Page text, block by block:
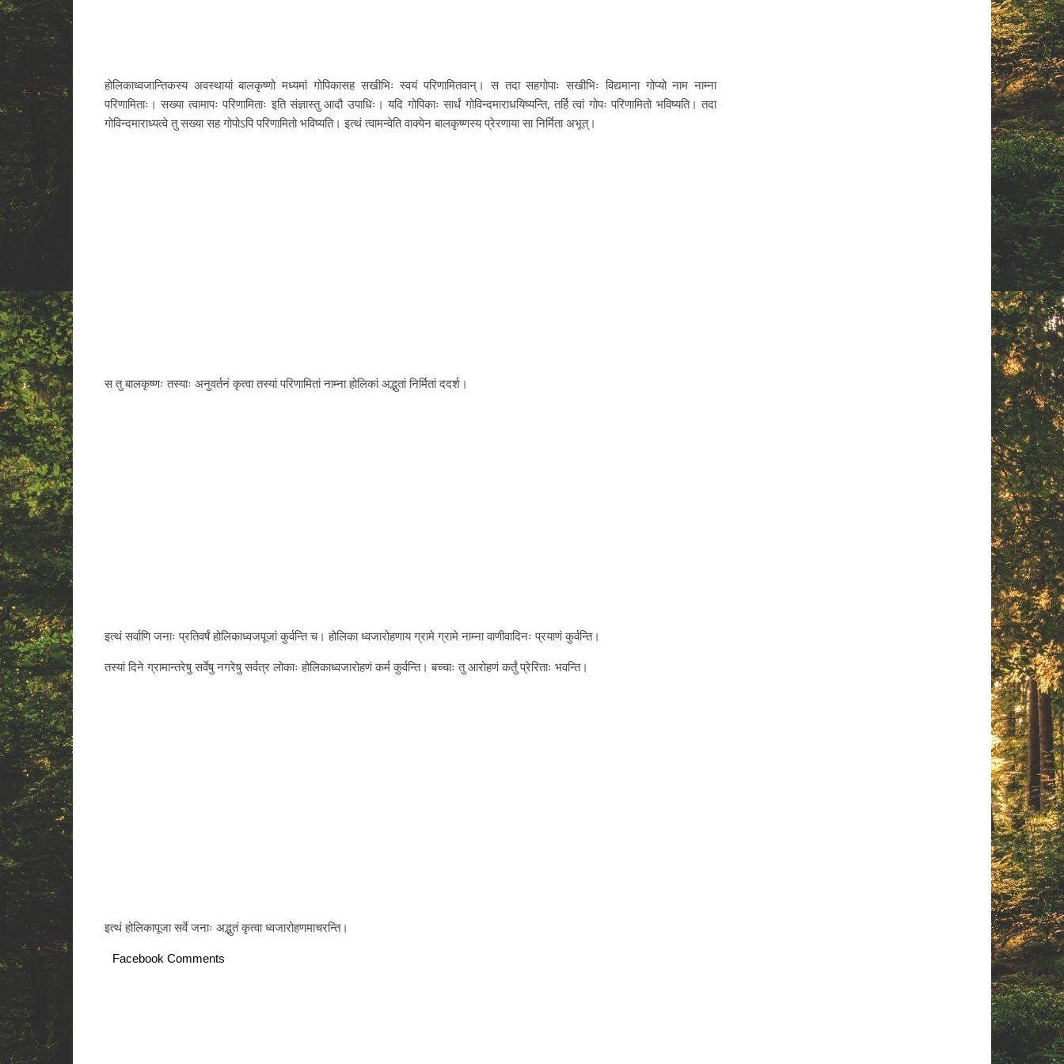
होलिकाध्वजान्तिकस्य अवस्थायां बालकृष्णो मध्यमां गोपिकासह सखीभिः स्वयं परिणामितवान्। स तदा सहगोपाः सखीभिः विद्यमाना गोप्यो नाम नाम्ना
परिणामिताः। सख्या त्वामापः परिणामिताः इति संज्ञास्तु आदौ उपाधिः। यदि गोपिकाः सार्धं गोविन्दमाराधयिष्यन्ति, तर्हि त्वां गोपः परिणामितो भविष्यति। तदा
गोविन्दमाराध्यत्वे तु सख्या सह गोपोऽपि परिणामितो भविष्यति। इत्थं त्वामन्वेति वाक्येन बालकृष्णस्य प्रेरणाया सा निर्मिता अभूत्।
स तु बालकृष्णः तस्याः अनुवर्तनं कृत्वा तस्यां परिणामितां नाम्ना होलिकां अद्भुतां निर्मितां ददर्श।
इत्थं सर्वाणि जनाः प्रतिवर्षं होलिकाध्वजपूजां कुर्वन्ति च। होलिका ध्वजारोहणाय ग्रामे ग्रामे नाम्ना वाणीवादिनः प्रयाणं कुर्वन्ति।
तस्यां दिने ग्रामान्तरेषु सर्वेषु नगरेषु सर्वत्र लोकाः होलिकाध्वजारोहणं कर्म कुर्वन्ति। बच्चाः तु आरोहणं कर्तुं प्रेरिताः भवन्ति।
इत्थं होलिकापूजा सर्वे जनाः अद्भुतं कृत्वा ध्वजारोहणमाचरन्ति।
Facebook Comments